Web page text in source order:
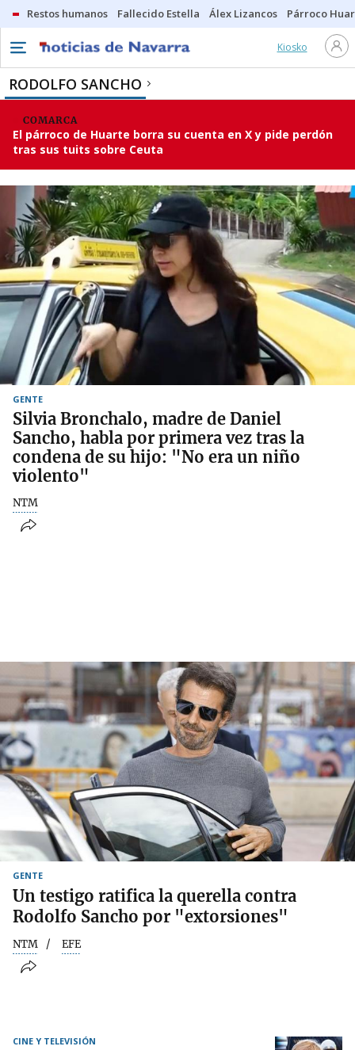
Restos humanos Fallecido Estella Álex Lizancos Párroco
Kiosko
RODOLFO SANCHO
COMARCA
El párroco de Huarte borra su cuenta en X y pide perdón
tras sus tuits sobre Ceuta
GENTE
Silvia Bronchalo, madre de Daniel
Sancho, habla por primera vez tras la
condena de su hijo: "No era un niño
violento"
NTM
GENTE
Un testigo ratifica la querella contra
Rodolfo Sancho por "extorsiones"
NTM EFE
CINE Y TELEVISIÓN